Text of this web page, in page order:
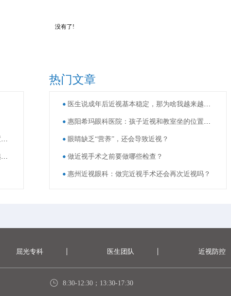
没有了!
惠阳希玛眼科医院：孩子近视和教室坐的位置有关？
医生说成年后近视基本稳定，那为啥我越来越看不清了？
热门文章
医生说成年后近视基本稳定，那为啥我越来越看不清了？
惠阳希玛眼科医院：孩子近视和教室坐的位置有关？
眼睛缺乏“营养”，还会导致近视？
做近视手术之前要做哪些检查？
惠州近视眼科：做完近视手术还会再次近视吗？
屈光专科 医生团队 近视防控
8:30-12:30；13:30-17:30